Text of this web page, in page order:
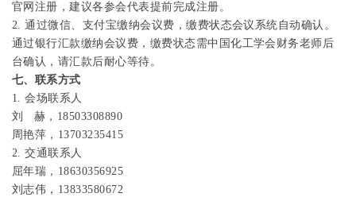
官网注册，建议各参会代表提前完成注册。
2.通过微信、支付宝缴纳会议费，缴费状态会议系统自动确认。
通过银行汇款缴纳会议费，缴费状态需中国化工学会财务老师后
台确认，请汇款后耐心等待。
七、联系方式
1. 会场联系人
刘
赫， 18503308890
周艳萍， 13703235415
2.交通联系人
屈年瑞， 18630356925
刘志伟， 13833580672